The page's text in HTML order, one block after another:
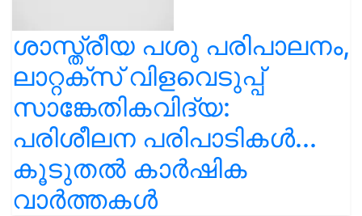
ശാസ്ത്രീയ പശു പരിപാലനം,
ലാറ്റക്സ് വിളവെടുപ്പ്
സാങ്കേതികവിദ്യ:
പരിശീലന പരിപാടികൾ...
കൂടുതൽ കാർഷിക
വാർത്തകൾ